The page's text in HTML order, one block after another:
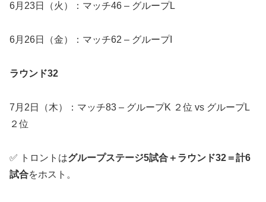
6月23日（火）：マッチ46 – グループL
6月26日（金）：マッチ62 – グループI
ラウンド32
7月2日（木）：マッチ83 – グループK ２位 vs グループL
２位
✅ トロントはグループステージ5試合＋ラウンド32＝計6
試合をホスト。